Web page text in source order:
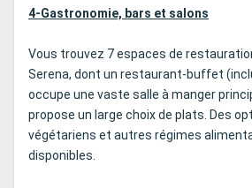
4-Gastronomie, bars et salons
Vous trouvez 7 espaces de
Serena, dont un restaurant-buffet
occupe une vaste salle à manger
propose un large choix de plats. Des
végétariens et autres régimes
disponibles.